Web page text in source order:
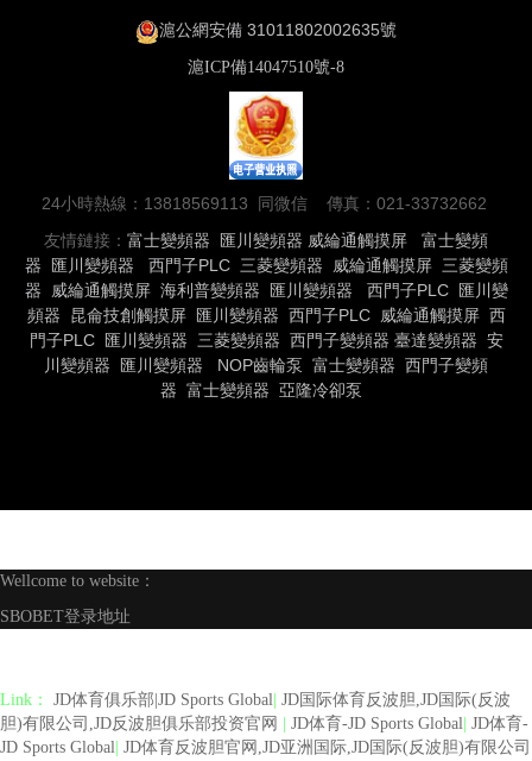
滬公網安備 31011802002635號
滬ICP備14047510號-8
24小時熱線：13818569113 同微信 傳真：021-33732662
友情鏈接： 富士變頻器 匯川變頻器 威綸通觸摸屏
富士變頻
器
匯川變頻器 西門子PLC 三菱變頻器 威綸通觸摸屏 三菱變頻
器
威綸通觸摸屏 海利普變頻器 匯川變頻器 西門子PLC 匯川變
頻器
昆侖技創觸摸屏 匯川變頻器 西門子PLC 威綸通觸摸屏 西
門子PLC 匯川變頻器 三菱變頻器 西門子變頻器 臺達變頻器 安
川變頻器
匯川變頻器 NOP齒輪泵 富士變頻器 西門子變頻
器 富士變頻器 亞隆冷卻泵
Wellcome to website：
SBOBET登录地址
Link： JD体育俱乐部|JD Sports Global| JD国际体育反波胆,JD国际(反波
胆)有限公司,JD反波胆俱乐部投资官网 | JD体育-JD Sports Global| JD体育-
JD Sports Global| JD体育反波胆官网,JD亚洲国际,JD国际(反波胆)有限公司